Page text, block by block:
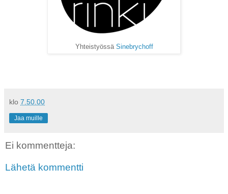
Yhteistyössä Sinebrychoff
klo 7.50.00
Jaa muille
Ei kommentteja:
Lähetä kommentti